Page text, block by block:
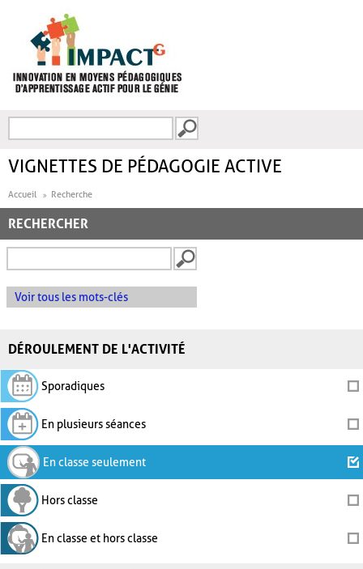
FORMULAIRE DE
VIGNETTES DE PÉDAGOGIE ACTIVE
Accueil Recherche
RECHERCHER
Voir tous les mots-clés
DÉROULEMENT DE L'ACTIVITÉ
Sporadiques
En plusieurs séances
En classe seulement
Hors classe
En classe et hors classe